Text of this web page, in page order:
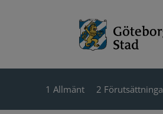
1 Allmänt 2